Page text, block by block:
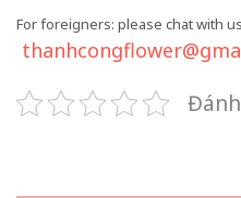
For foreigners: please chat with